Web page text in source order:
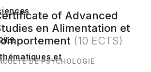
et
of Advanced
en Alimentation et
(10 ECTS)
DE PSYCHOLOGIE